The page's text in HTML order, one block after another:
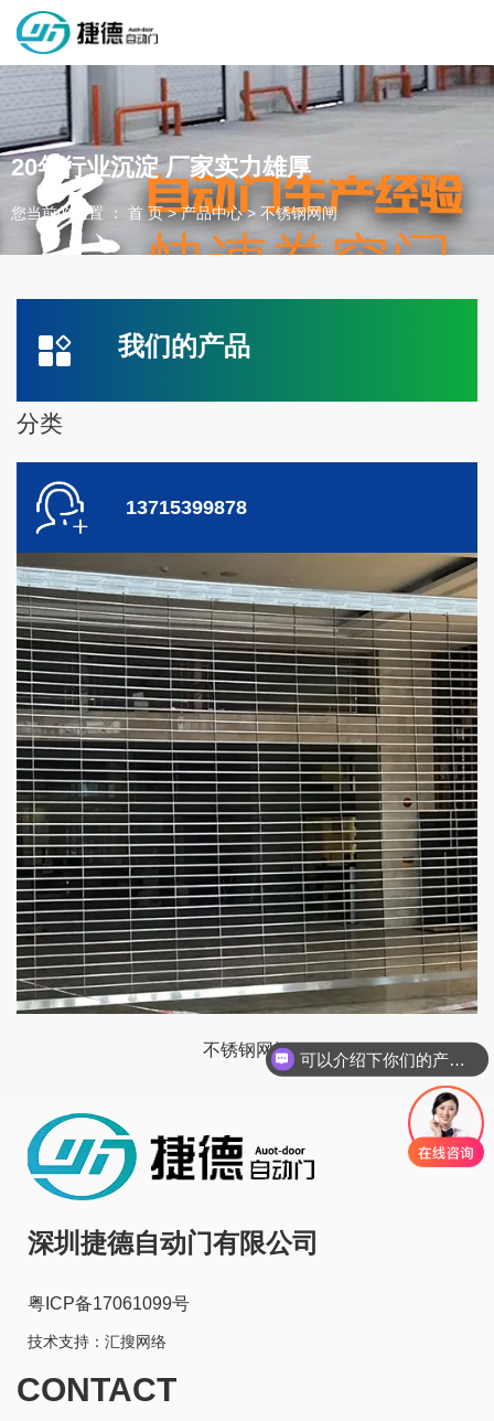
深圳市捷德自动门有限公司，专业从事自动门工业门类产品的生产
制作销售和安装的企业，欢迎咨询！
为客户量身定制独属于您的工业门 快速门
一件起订、源头厂家、精准交货
137 1539 9878
20年行业沉淀 厂家实力雄厚
您当前的位置 ： 首 页>产品中心 > 不锈钢网闸
我们的产品
分类
13715399878
不锈钢网闸
深圳捷德自动门有限公司
粤ICP备17061099号
技术支持： 汇搜网络
CONTACT
可以介绍下你们的产品么